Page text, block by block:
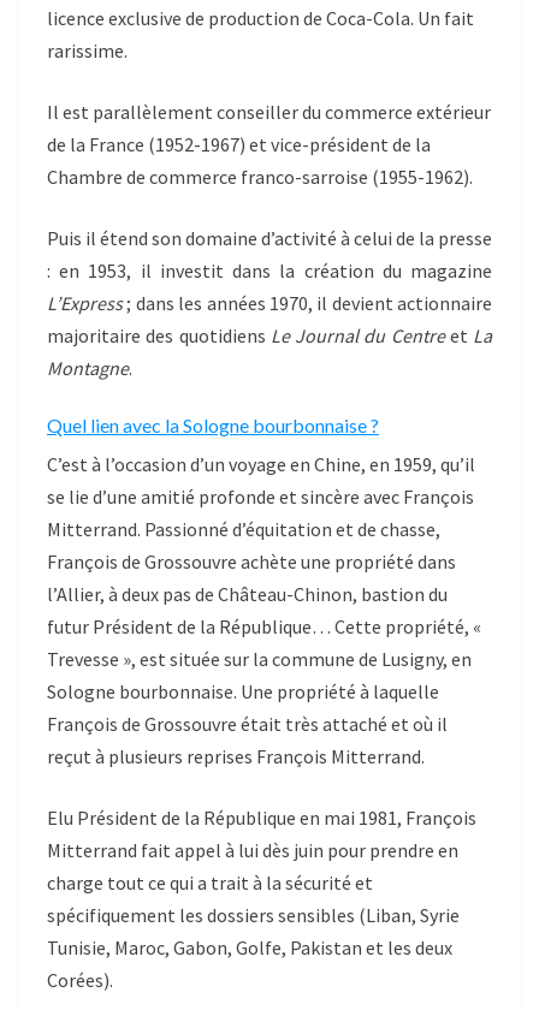
licence exclusive de production de Coca-Cola. Un fait
rarissime.
Il est parallèlement conseiller du commerce extérieur
de la France (1952-1967) et vice-président de la
Chambre de commerce franco-sarroise (1955-1962).
Puis il étend son domaine d’activité à celui de la presse
: en 1953, il investit dans la création du magazine
L’Express; dans les années 1970, il devient actionnaire
majoritaire des quotidiens Le Journal du Centreet La
Montagne.
Quel lien avec la Sologne bourbonnaise ?
C’est à l’occasion d’un voyage en Chine, en 1959, qu’il
se lie d’une amitié profonde et sincère avec François
Mitterrand. Passionné d’équitation et de chasse,
François de Grossouvre achète une propriété dans
l’Allier, à deux pas de Château-Chinon, bastion du
futur Président de la République… Cette propriété, «
Trevesse », est située sur la commune de Lusigny, en
Sologne bourbonnaise. Une propriété à laquelle
François de Grossouvre était très attaché et où il
reçut à plusieurs reprises François Mitterrand.
Elu Président de la République en mai 1981, François
Mitterrand fait appel à lui dès juin pour prendre en
charge tout ce qui a trait à la sécurité et
spécifiquement les dossiers sensibles (Liban, Syrie
Tunisie, Maroc, Gabon, Golfe, Pakistan et les deux
Corées).